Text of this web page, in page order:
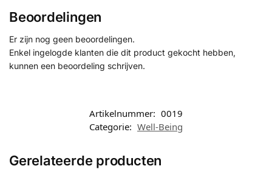
Beoordelingen
Er zijn nog geen beoordelingen.
Enkel ingelogde klanten die dit product gekocht hebben,
kunnen een beoordeling schrijven.
Artikelnummer: 0019
Categorie: Well-Being
Gerelateerde producten